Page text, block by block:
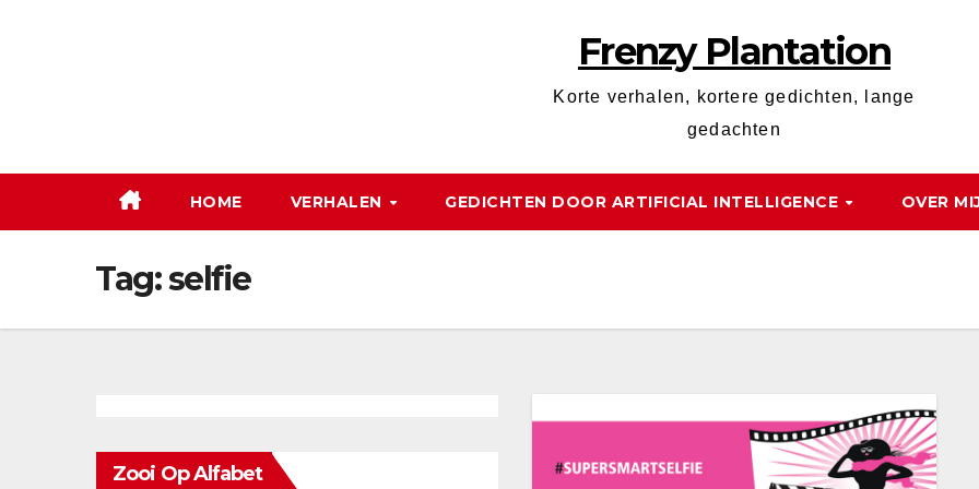
Frenzy Plantation
Korte verhalen, kortere gedichten, lange
gedachten
HOME VERHALEN GEDICHTEN DOOR ARTIFICIAL INTELLIGENCE OVER
Tag:selfie
Zooi Op Alfabet